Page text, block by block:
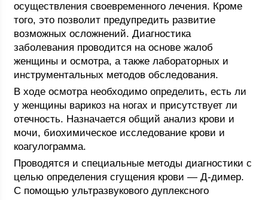
осуществления своевременного лечения. Кроме
того, это позволит предупредить развитие
возможных осложнений. Диагностика
заболевания проводится на основе жалоб
женщины и осмотра, а также лабораторных и
инструментальных методов обследования.
В ходе осмотра необходимо определить, есть ли
у женщины варикоз на ногах и присутствует ли
отечность. Назначается общий анализ крови и
мочи, биохимическое исследование крови и
коагулограмма.
Проводятся и специальные методы диагностики с
целью определения сгущения крови — Д-димер.
С помощью ультразвукового дуплексного